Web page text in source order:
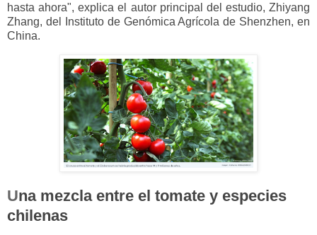
hasta ahora", explica el autor principal del estudio, Zhiyang
Zhang, del Instituto de Genómica Agrícola de Shenzhen, en
China.
Una mezcla entre el tomate y especies
chilenas